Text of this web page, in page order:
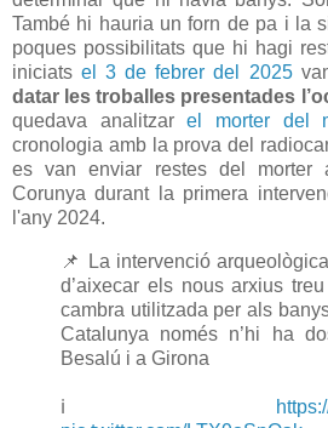
També hi hauria un forn de pa i la
poques possibilitats que hi hagi
iniciatsel 3 de febrer del 2025
datar les troballes presentades
quedava analitzarel morter del
cronologia amb la prova del
es van enviar restes del
Corunya durant la primera
l'any 2024.
📌 La intervenció
d’aixecar els nous arxius
cambra utilitzada per als
Catalunya només n’hi ha
Besalú i a Girona
ℹ️